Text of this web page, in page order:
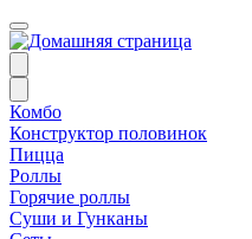
Комбо
Конструктор половинок
Пицца
Роллы
Горячие роллы
Суши и Гунканы